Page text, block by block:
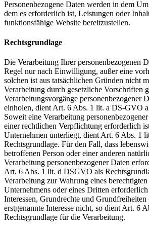
Personenbezogene Daten werden in dem
dem es erforderlich ist, Leistungen oder
funktionsfähige Website bereitzustellen.
Rechtsgrundlage
Die Verarbeitung Ihrer personenbezogenen
Regel nur nach Einwilligung, außer eine
solchen ist aus tatsächlichen Gründen nicht
Verarbeitung durch gesetzliche Vorschriften
Verarbeitungsvorgänge personenbezogener
einholen, dient Art. 6 Abs. 1 lit. a DS-GVO
Soweit eine Verarbeitung
einer rechtlichen Verpflichtung erforderlich
Unternehmen unterliegt, dient Art. 6 Abs. 1
Rechtsgrundlage. Für den Fall, dass
betroffenen Person oder einer anderen
Verarbeitung personenbezogener Daten
Art. 6 Abs. 1 lit. d DSGVO als
Verarbeitung zur Wahrung eines berechtigten
Unternehmens oder eines Dritten
Interessen, Grundrechte und Grundfreiheiten
erstgenannte Interesse nicht, so dient Art. 6
Rechtsgrundlage für die Verarbeitung.